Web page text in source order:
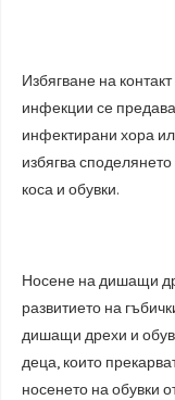
Избягване на
инфекции се
инфектирани хора
избягва
коса и обувки.
Носене на дишащи
развитието на
дишащи дрехи и
деца, които
носенето на обувки